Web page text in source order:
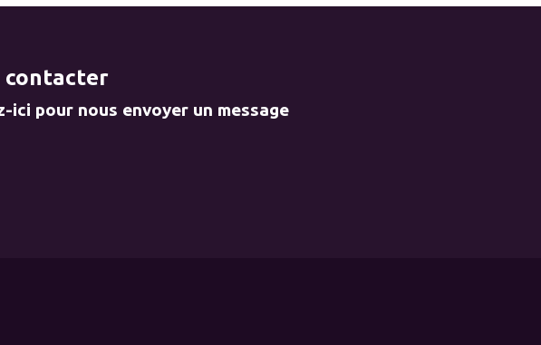
contacter
ici pour nous envoyer un message